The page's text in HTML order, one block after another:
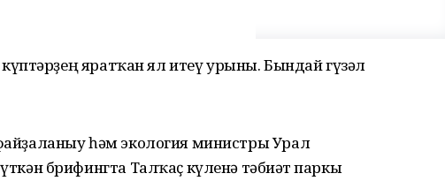
күптәрҙең яратҡан ял итеү урыны. Бындай гүзәл
һәм экология министры Урал
брифингта Талҡаҫ күленә тәбиғәт паркы